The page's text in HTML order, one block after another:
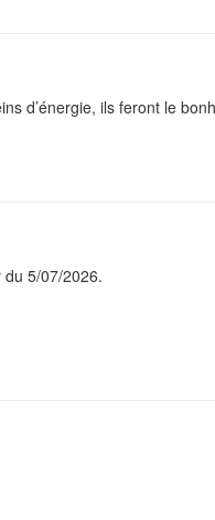
d’énergie, ils feront le
5/07/2026.